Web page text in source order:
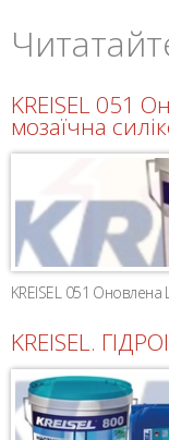
KREISEL 051
мозаїчна
KREISEL 051 Оновлена
KREISEL.